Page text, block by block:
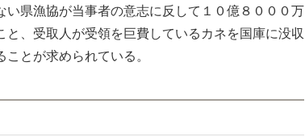
い県漁協が当事者の意志に反して１０億８０００万
、受取人が受領を巨費しているカネを国庫に没収
とが求められている。